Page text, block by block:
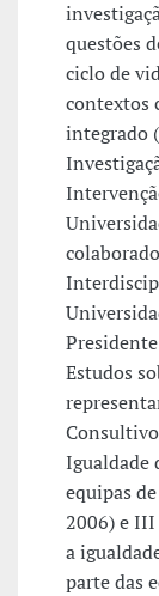
questões
ciclo de
contextos
integrado
Estudos
Igualdade
equipas
2006) e III
a
parte das